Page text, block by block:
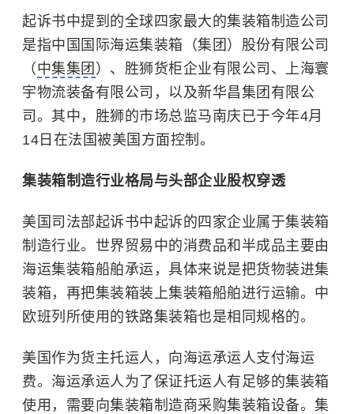
起诉书中提到的全球四家最大的集装箱制造公司
是指中国国际海运集装箱（集团）股份有限公司
（ 中集集团 ）、胜狮货柜企业有限公司、上海寰
宇物流装备有限公司，以及新华昌集团有限公
司。其中，胜狮的市场总监马南庆已于今年4月
14日在法国被美国方面控制。
集装箱制造行业格局与头部企业股权穿透
美国司法部起诉书中起诉的四家企业属于集装箱
制造行业。世界贸易中的消费品和半成品主要由
海运集装箱船舶承运，具体来说是把货物装进集
装箱，再把集装箱装上集装箱船舶进行运输。中
欧班列所使用的铁路集装箱也是相同规格的。
美国作为货主托运人，向海运承运人支付海运
费。海运承运人为了保证托运人有足够的集装箱
使用，需要向集装箱制造商采购集装箱设备。集